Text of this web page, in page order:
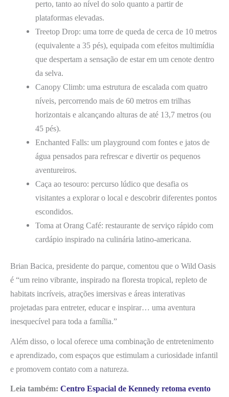
perto, tanto ao nível do solo quanto a partir de
plataformas elevadas.
Treetop Drop: uma torre de queda de cerca de 10 metros
(equivalente a 35 pés), equipada com efeitos multimídia
que despertam a sensação de estar em um cenote dentro
da selva.
Canopy Climb: uma estrutura de escalada com quatro
níveis, percorrendo mais de 60 metros em trilhas
horizontais e alcançando alturas de até 13,7 metros (ou
45 pés).
Enchanted Falls: um playground com fontes e jatos de
água pensados para refrescar e divertir os pequenos
aventureiros.
Caça ao tesouro: percurso lúdico que desafia os
visitantes a explorar o local e descobrir diferentes pontos
escondidos.
Toma at Orang Café: restaurante de serviço rápido com
cardápio inspirado na culinária latino-americana.
Brian Bacica, presidente do parque, comentou que o Wild Oasis
é “um reino vibrante, inspirado na floresta tropical, repleto de
habitats incríveis, atrações imersivas e áreas interativas
projetadas para entreter, educar e inspirar… uma aventura
inesquecível para toda a família.”
Além disso, o local oferece uma combinação de entretenimento
e aprendizado, com espaços que estimulam a curiosidade infantil
e promovem contato com a natureza.
Leia também: Centro Espacial de Kennedy retoma evento